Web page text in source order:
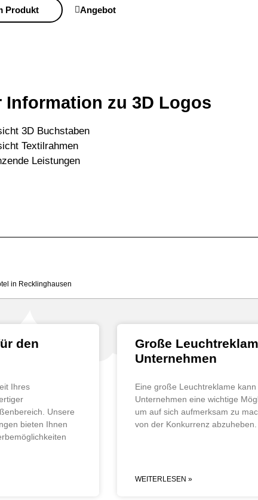
Produkt Angebot
Information zu 3D Logos
3D Buchstaben
Textilrahmen
Leistungen
in Recklinghausen
den
Ihres
Unsere
bieten Ihnen
Große
Unternehmen
Eine große Leuchtreklame
Unternehmen eine wichtige
um auf sich aufmerksam zu
von der Konkurrenz
WEITERLESEN »